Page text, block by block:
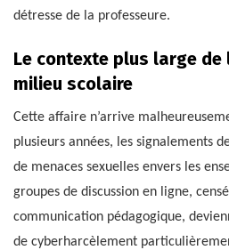
détresse de la professeure.
Le contexte plus large de
milieu scolaire
Cette affaire n’arrive
plusieurs années, les signalements
de menaces sexuelles envers les
groupes de discussion en ligne,
communication pédagogique,
de cyberharcèlement